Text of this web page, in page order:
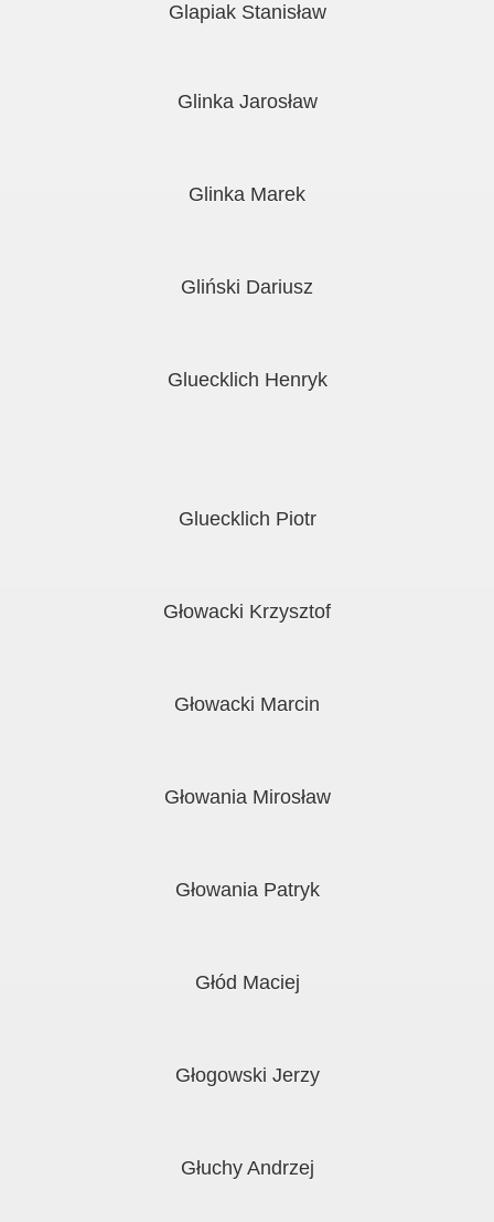
Glapiak Stanisław
Glinka Jarosław
Glinka Marek
Gliński Dariusz
Gluecklich Henryk
Gluecklich Piotr
Głowacki Krzysztof
Głowacki Marcin
Głowania Mirosław
Głowania Patryk
Głód Maciej
Głogowski Jerzy
Głuchy Andrzej